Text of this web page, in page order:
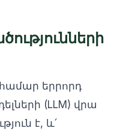
երրորդ
(LLM) վրա
է, և՛